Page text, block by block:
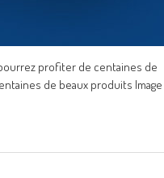
profiter de centaines de
de beaux produits Image